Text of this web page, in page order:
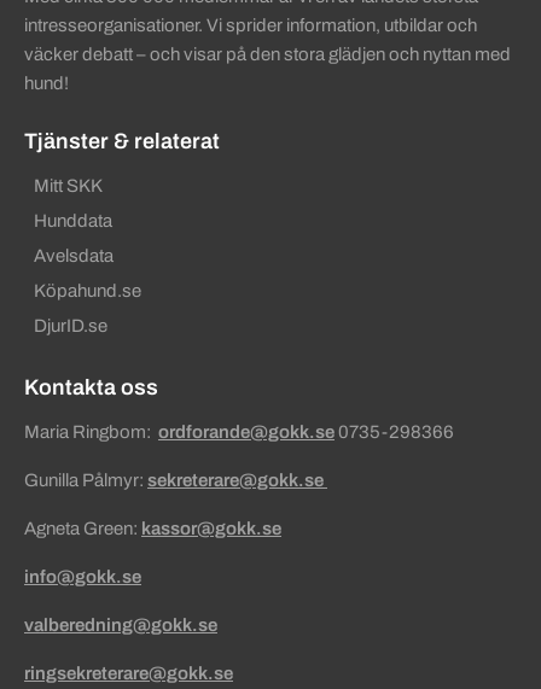
intresseorganisationer. Vi sprider information, utbildar och
väcker debatt – och visar på den stora glädjen och nyttan med
hund!
Tjänster & relaterat
Mitt SKK
Hunddata
Avelsdata
Köpahund.se
DjurID.se
Kontakta oss
Maria Ringbom: ordforande@gokk.se0735-298366
Gunilla Pålmyr: sekreterare@gokk.se
Agneta Green: kassor@gokk.se
info@gokk.se
valberedning@gokk.se
ringsekreterare@gokk.se